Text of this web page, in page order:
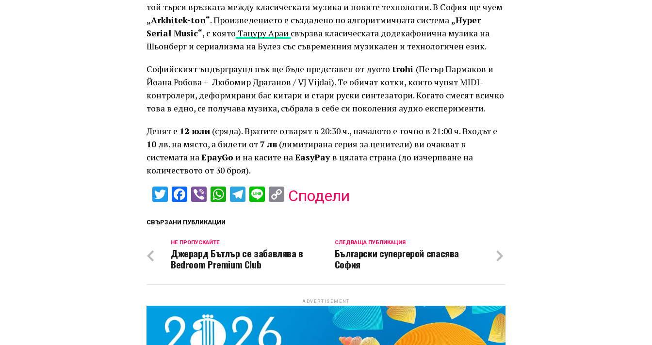
той търси връзката между класическата музика и новите технологии. В София ще чуем
„Arkhitek-ton“. Произведението е създадено по алгоритмичната система „Hyper
Serial Music“, с която Тацуру Араи свързва класическата додекафонична музика на
Шьонберг и сериализма на Булез със съвременния музикален и технологичен език.
Софийският ъндърграунд пък ще бъде представен от дуото trohi (Петър Пармаков и
Йоана Робова + Любомир Драганов / VJ Vijdai). Те обичат котки, които чупят MIDI-
контролери, деформирани бас китари и стари руски синтезатори. Kогато смесят всичко
това в едно, се получава музика, събрала в себе си поколения аудио експерименти.
Денят е 12 юли (сряда). Вратите отварят в 20:30 ч., началото е точно в 21:00 ч. Входът е
10 лв. на място, а билети от7 лв (лимитирана серия за ценители) ви очакват в
системата наEpayGo и на касите наEasyPay в цялата страна (до изчерпване на
количеството от 30 броя).
Twitter
Facebook
ViberWhatsApp
Telegram
LineCopy
Сподели
СВЪРЗАНИ ПУБЛИКАЦИИ
СЛЕДВАЩА ПУБЛИКАЦИЯ
Български супергерой спасява
София
НЕ ПРОПУСКАЙТЕ
Джерард Бътлър се забавлява в
Bedroom Premium Club
ADVERTISEMENT